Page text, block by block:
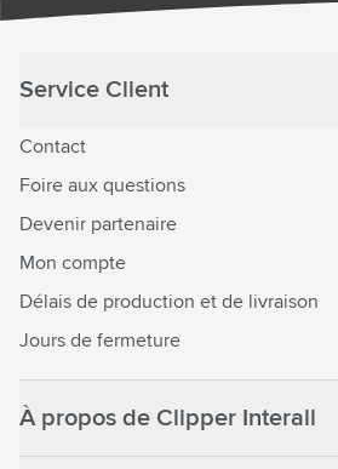
Service Client
Contact
Foire aux questions
Devenir partenaire
Mon compte
Délais de production et de livraison
Jours de fermeture
À propos de Clipper Interall